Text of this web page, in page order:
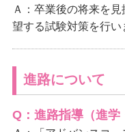
Ａ：卒業後の将来を
望する試験対策を行い
進路について
Q：進路指導（進学